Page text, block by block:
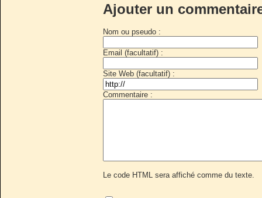
Ajouter un
Nom ou pseudo :
Email (facultatif) :
Site Web (facultatif) :
Commentaire :
Le code HTML sera affiché comme du texte.